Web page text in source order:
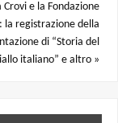
Crovi e la Fondazione
la registrazione della
di “Storia del
italiano” e altro »